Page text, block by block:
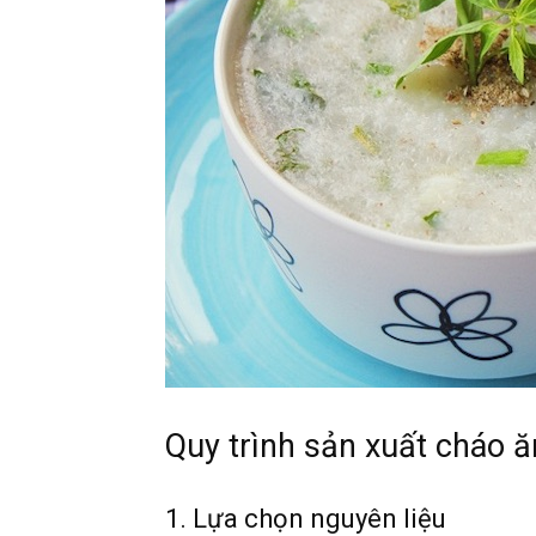
Quy trình sản xuất cháo
1. Lựa chọn nguyên liệu